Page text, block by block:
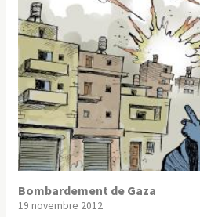
Bombardement de Gaza
19 novembre 2012